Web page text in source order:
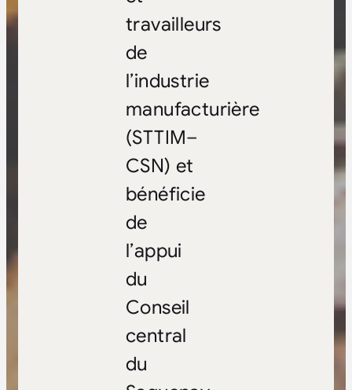
travailleurs
de
l’industrie
manufacturière
(STTIM–
CSN) et
bénéficie
de
l’appui
du
Conseil
central
du